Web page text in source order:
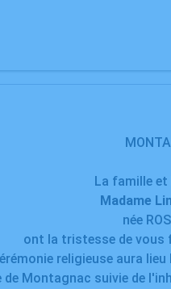
La famille et
Madame
née
ont la tristesse de vous
religieuse aura
de Montagnac suivie de